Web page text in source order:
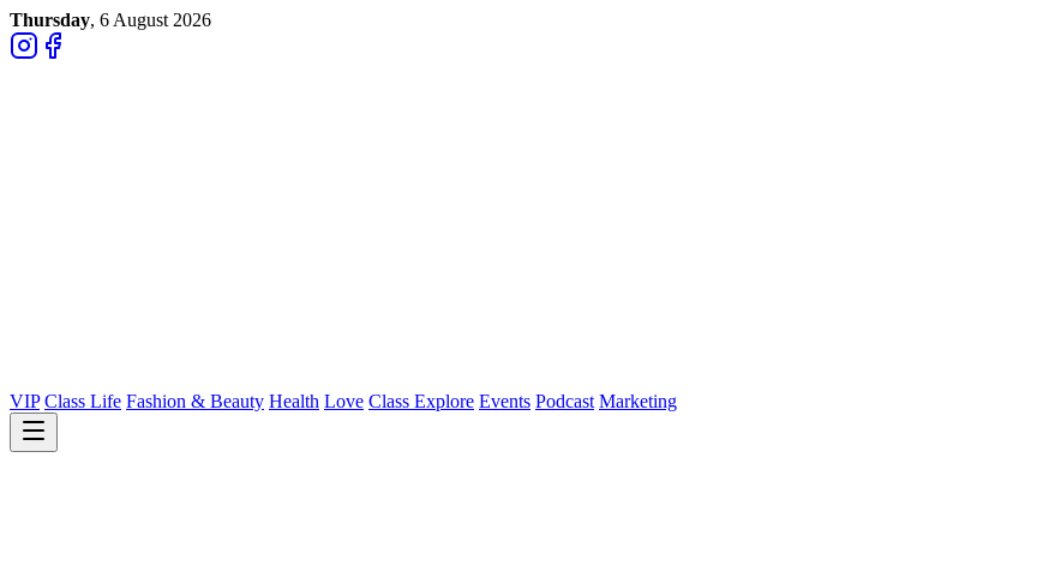
Thursday, 6 August 2026
VIP Class Life Fashion & Beauty Health Love Class Explore Events Podcast Marketing